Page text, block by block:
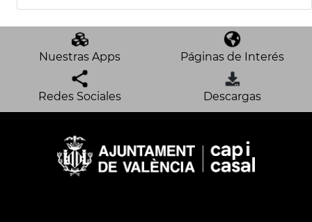
Nuestras Apps Páginas de Interés
Redes Sociales Descargas